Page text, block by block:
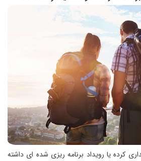
كرده یا رویداد برنامه ریزی شده ای داشته